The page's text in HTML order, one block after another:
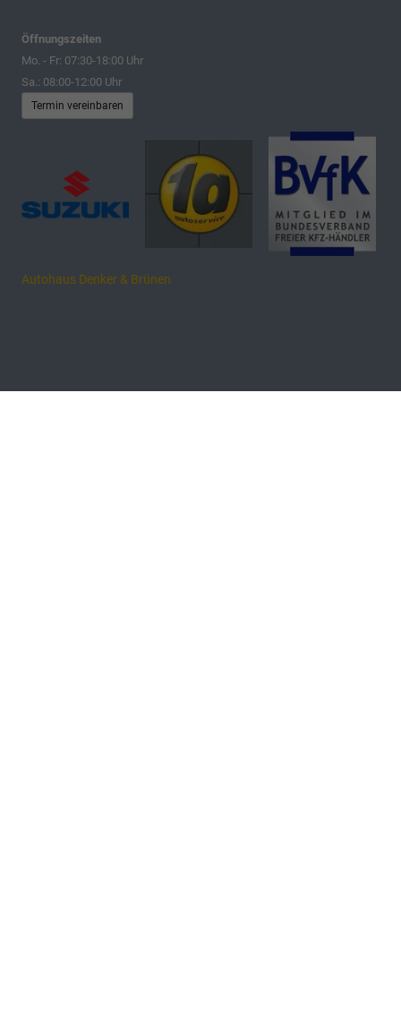
Öffnungszeiten
Mo. - Fr: 07:30-18:00 Uhr
Sa.: 08:00-12:00 Uhr
Termin vereinbaren
Autohaus Denker & Brünen